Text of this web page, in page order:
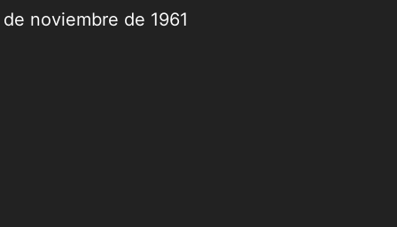
noviembre de 1961